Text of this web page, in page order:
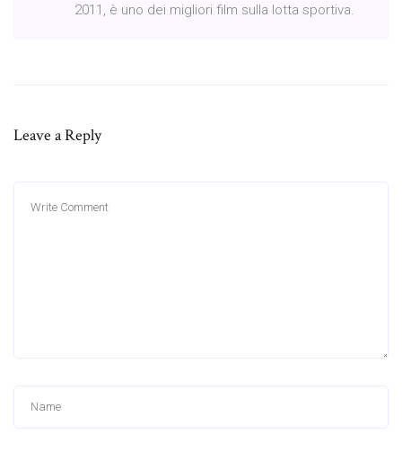
2011, è uno dei migliori film sulla lotta sportiva.
Leave a Reply